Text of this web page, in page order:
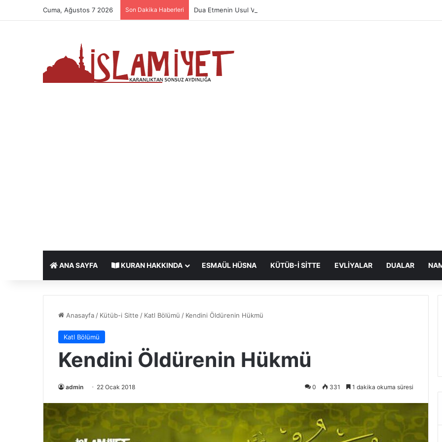
Cuma, Ağustos 7 2026 Son Dakika Haberleri Dua Etmenin Usul Ve Âdabı
ANA SAYFA KURAN HAKKINDA ESMAÜL HÜSNA KÜTÜB-I SITTE EVLIYALAR DUALAR
Anasayfa / Kütüb-i Sitte / Katl Bölümü / Kendini Öldürenin Hükmü
Katl Bölümü
Kendini Öldürenin Hükmü
admin 22 Ocak 2018 0 331 1 dakika okuma süresi